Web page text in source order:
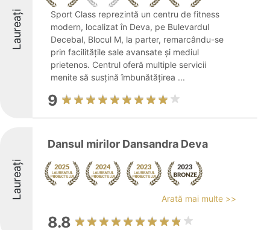
Laureați
Sport Class reprezintă un centru de fitness
modern, localizat în Deva, pe Bulevardul
Decebal, Blocul M, la parter, remarcându-se
prin facilitățile sale avansate și mediul
prietenos. Centrul oferă multiple servicii
menite să susțină îmbunătățirea ...
9
Laureați
Dansul mirilor Dansandra Deva
Arată mai multe >>
8.8